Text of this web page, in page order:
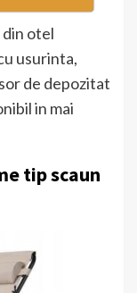
din otel
usurinta,
de depozitat
in mai
tip scaun